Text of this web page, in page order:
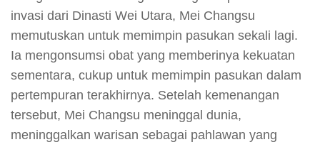
invasi dari Dinasti Wei Utara, Mei Changsu
memutuskan untuk memimpin pasukan sekali lagi.
Ia mengonsumsi obat yang memberinya kekuatan
sementara, cukup untuk memimpin pasukan dalam
pertempuran terakhirnya. Setelah kemenangan
tersebut, Mei Changsu meninggal dunia,
meninggalkan warisan sebagai pahlawan yang